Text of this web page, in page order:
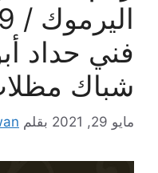
فني حداد
شباك
مايو 29, 2021 بقلم